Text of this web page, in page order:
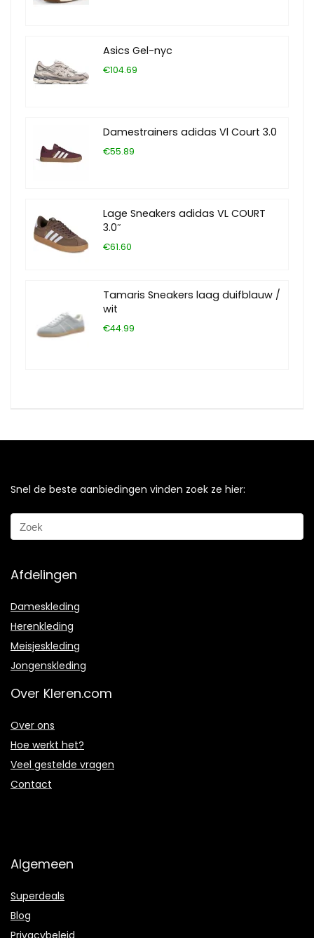
Asics Gel-nyc
€104.69
Damestrainers adidas Vl Court 3.0
€55.89
Lage Sneakers adidas VL COURT
3.0″
€61.60
Tamaris Sneakers laag duifblauw /
wit
€44.99
Snel de beste aanbiedingen vinden zoek ze hier:
Afdelingen
Dameskleding
Herenkleding
Meisjeskleding
Jongenskleding
Over Kleren.com
Over ons
Hoe werkt het?
Veel gestelde vragen
Contact
Algemeen
Superdeals
Blog